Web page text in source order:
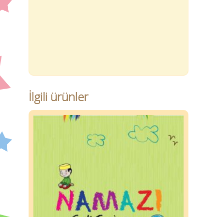
İlgili ürünler